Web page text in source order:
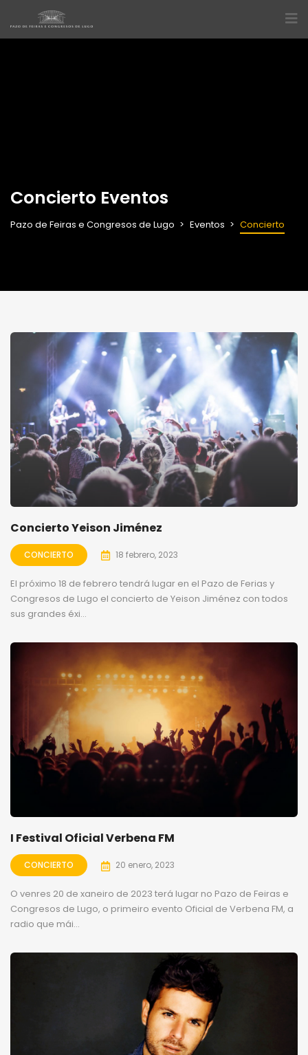
Concierto Eventos
Pazo de Feiras e Congresos de Lugo Eventos Concierto
Concierto Yeison Jiménez
CONCIERTO 18 febrero, 2023
El próximo 18 de febrero tendrá lugar en el Pazo de Ferias y
Congresos de Lugo el concierto de Yeison Jiménez con todos
sus grandes éxi...
I Festival Oficial Verbena FM
CONCIERTO 20 enero, 2023
O venres 20 de xaneiro de 2023 terá lugar no Pazo de Feiras e
Congresos de Lugo, o primeiro evento Oficial de Verbena FM, a
radio que mái...